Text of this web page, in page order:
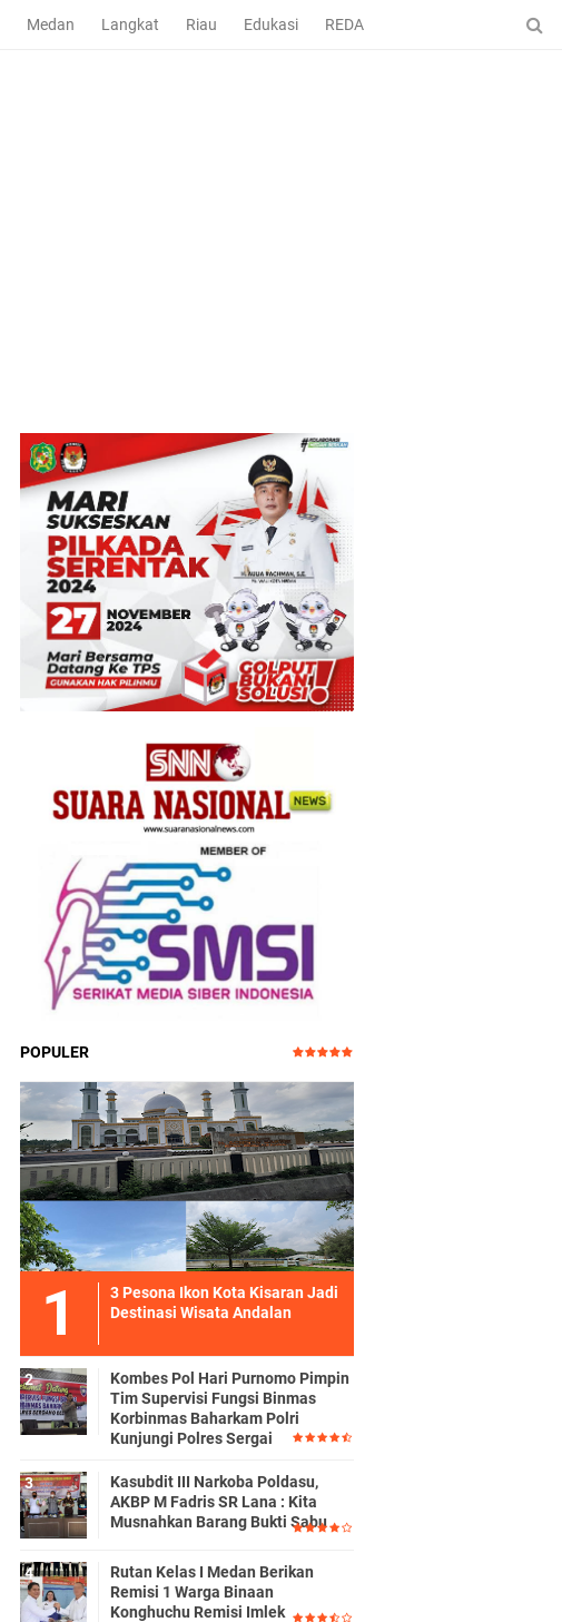
Medan Langkat Riau Edukasi REDAKSI
POPULER
3 Pesona Ikon Kota Kisaran Jadi
Destinasi Wisata Andalan
Kombes Pol Hari Purnomo Pimpin
Tim Supervisi Fungsi Binmas
Korbinmas Baharkam Polri
Kunjungi Polres Sergai
Kasubdit III Narkoba Poldasu,
AKBP M Fadris SR Lana : Kita
Musnahkan Barang Bukti Sabu
Rutan Kelas I Medan Berikan
Remisi 1 Warga Binaan
Konghuchu Remisi Imlek